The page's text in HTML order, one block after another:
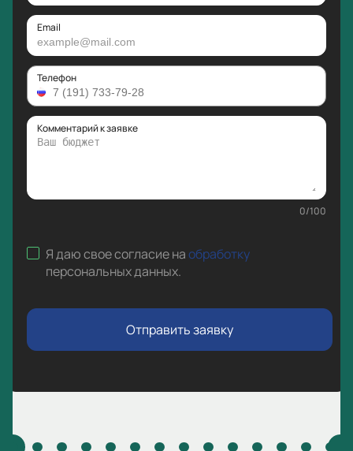
Email
Телефон
Комментарий к заявке
0/100
Я даю свое согласие наобработку
персональных данных.
Отправить заявку